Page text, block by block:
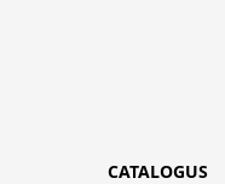
CATALOGUS